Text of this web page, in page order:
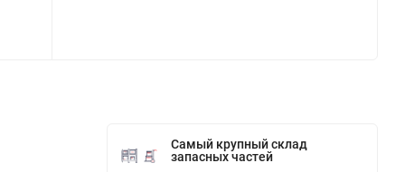
Самый крупный склад
запасных частей